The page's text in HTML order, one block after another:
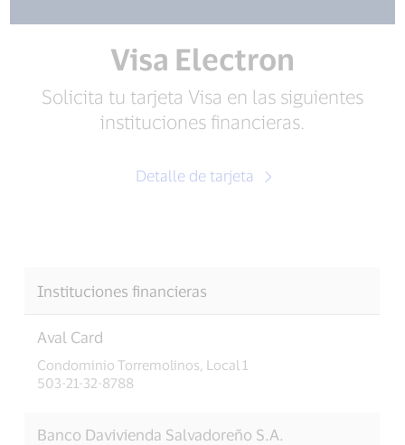
Visa Electron
Solicita tu tarjeta Visa en las siguientes
instituciones financieras.
Detalle de tarjeta
Instituciones financieras
Aval Card
Condominio Torremolinos, Local 1
503-21-32-8788
Banco Davivienda Salvadoreño S.A.